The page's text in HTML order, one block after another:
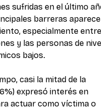
sufridas en el último
barreras
especialmente entre
y las personas de
bajos.
casi la mitad de la
expresó interés en
actuar como víctima o